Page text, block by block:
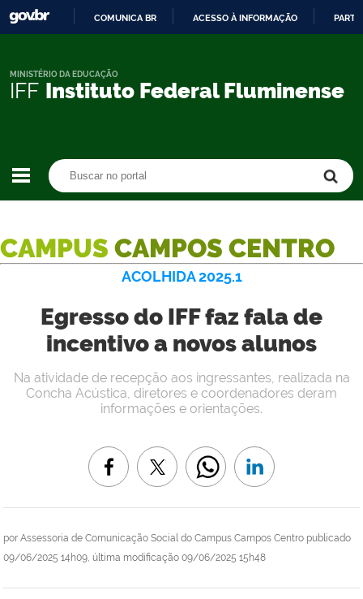
CONTEÚDO
COMUNICA BR ACESSO À INFORMAÇÃO
IFF Instituto Federal Fluminense
MINISTÉRIO DA EDUCAÇÃO
CAMPUS CAMPOS CENTRO
ACOLHIDA 2025.1
Egresso do IFF faz fala de
incentivo a novos alunos
por Assessoria de Comunicação Social do Campus Campos Centro publicado
09/06/2025 14h09, última modificação 09/06/2025 15h48
Na atividade de recepção aos ingressantes, realizada na
Concha Acústica, diretores e coordenadores deram
informações e orientações.